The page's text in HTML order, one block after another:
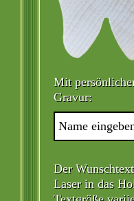
Mit
Gravur:
Der
Laser in das